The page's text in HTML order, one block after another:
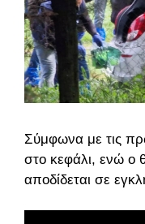
Σύμφωνα με τις
στο κεφάλι, ενώ ο
αποδίδεται σε